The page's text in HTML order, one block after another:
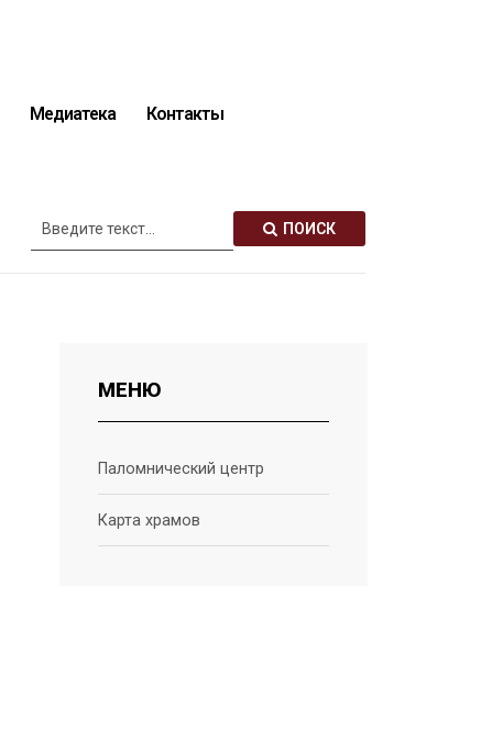
Медиатека Контакты
ПОИСК
МЕНЮ
Паломнический центр
Карта храмов